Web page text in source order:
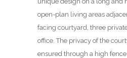
open-plan living areas
facing courtyard, three
office. The privacy of the
ensured through a high